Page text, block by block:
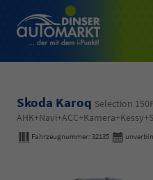
Skoda Karoq Selection
Fahrzeugnummer: 32135